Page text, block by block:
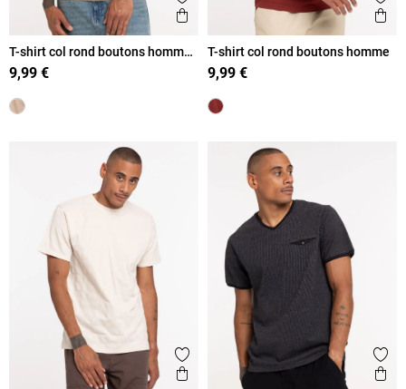
Ajouter aux favoris
Aperçu rapide
T-shirt col rond boutons homme
taupe
9,99 €
T-shirt col rond boutons homme
9,99 €
Ajouter aux favoris
Aperçu rapide